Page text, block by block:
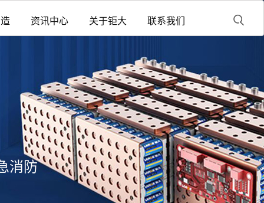
资讯中心 关于钜大 联系我们
消防